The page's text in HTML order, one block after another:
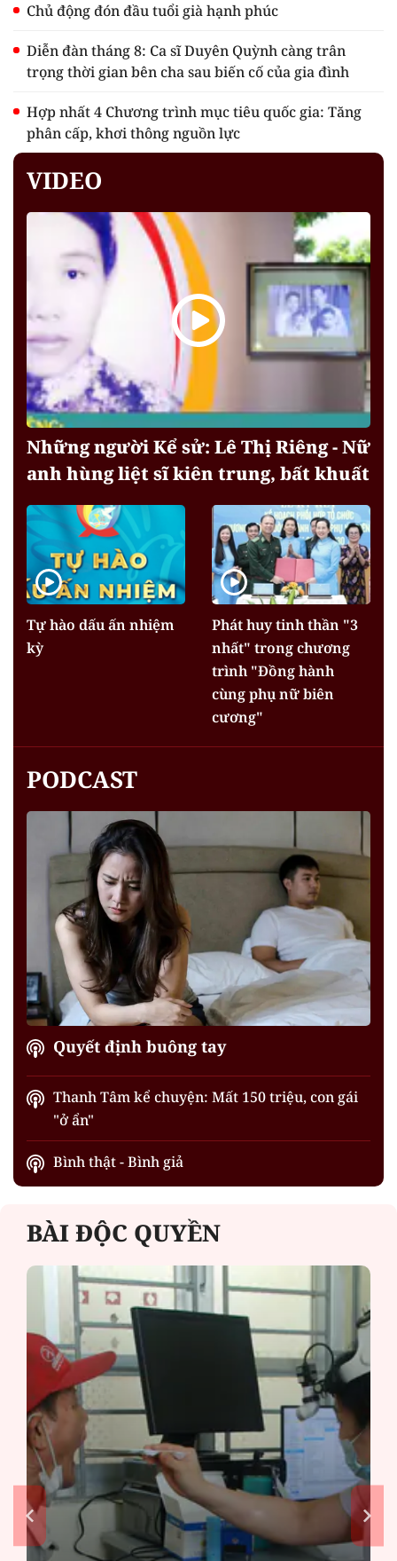
Chủ động đón đầu tuổi già hạnh phúc
Diễn đàn tháng 8: Ca sĩ Duyên Quỳnh càng trân
trọng thời gian bên cha sau biến cố của gia đình
Hợp nhất 4 Chương trình mục tiêu quốc gia: Tăng
phân cấp, khơi thông nguồn lực
VIDEO
Những người Kể sử: Lê Thị Riêng - Nữ
anh hùng liệt sĩ kiên trung, bất khuất
Tự hào dấu ấn nhiệm
kỳ
Phát huy tinh thần "3
nhất" trong chương
trình "Đồng hành
cùng phụ nữ biên
cương"
PODCAST
Quyết định buông tay
Thanh Tâm kể chuyện: Mất 150 triệu, con gái
"ở ẩn"
Bình thật - Bình giả
BÀI ĐỘC QUYỀN